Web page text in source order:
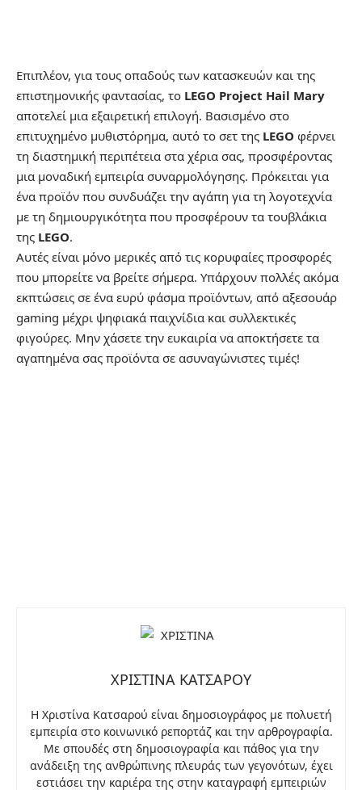
Επιπλέον, για τους οπαδούς των κατασκευών και της
επιστημονικής φαντασίας, το LEGO Project Hail Mary
αποτελεί μια εξαιρετική επιλογή. Βασισμένο στο
επιτυχημένο μυθιστόρημα, αυτό το σετ της LEGO φέρνει
τη διαστημική περιπέτεια στα χέρια σας, προσφέροντας
μια μοναδική εμπειρία συναρμολόγησης. Πρόκειται για
ένα προϊόν που συνδυάζει την αγάπη για τη λογοτεχνία
με τη δημιουργικότητα που προσφέρουν τα τουβλάκια
της LEGO.
Αυτές είναι μόνο μερικές από τις κορυφαίες προσφορές
που μπορείτε να βρείτε σήμερα. Υπάρχουν πολλές ακόμα
εκπτώσεις σε ένα ευρύ φάσμα προϊόντων, από αξεσουάρ
gaming μέχρι ψηφιακά παιχνίδια και συλλεκτικές
φιγούρες. Μην χάσετε την ευκαιρία να αποκτήσετε τα
αγαπημένα σας προϊόντα σε ασυναγώνιστες τιμές!
ΧΡΙΣΤΙΝΑ ΚΑΤΣΑΡΟΥ
Η Χριστίνα Κατσαρού είναι δημοσιογράφος με πολυετή
εμπειρία στο κοινωνικό ρεπορτάζ και την αρθρογραφία.
Με σπουδές στη δημοσιογραφία και πάθος για την
ανάδειξη της ανθρώπινης πλευράς των γεγονότων, έχει
εστιάσει την καριέρα της στην καταγραφή εμπειριών